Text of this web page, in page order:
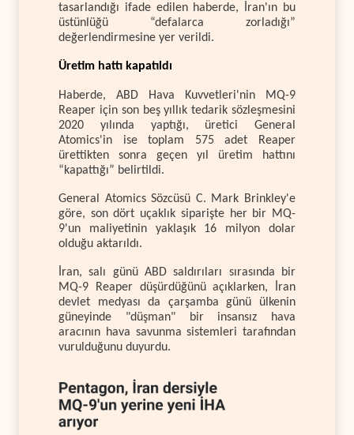
tasarlandığı ifade edilen haberde, İran'ın bu
üstünlüğü “defalarca zorladığı”
değerlendirmesine yer verildi.
Üretim hattı kapatıldı
Haberde, ABD Hava Kuvvetleri'nin MQ-9
Reaper için son beş yıllık tedarik sözleşmesini
2020 yılında yaptığı, üretici General
Atomics'in ise toplam 575 adet Reaper
ürettikten sonra geçen yıl üretim hattını
“kapattığı” belirtildi.
General Atomics Sözcüsü C. Mark Brinkley'e
göre, son dört uçaklık siparişte her bir MQ-
9'un maliyetinin yaklaşık 16 milyon dolar
olduğu aktarıldı.
İran, salı günü ABD saldırıları sırasında bir
MQ-9 Reaper düşürdüğünü açıklarken, İran
devlet medyası da çarşamba günü ülkenin
güneyinde "düşman" bir insansız hava
aracının hava savunma sistemleri tarafından
vurulduğunu duyurdu.